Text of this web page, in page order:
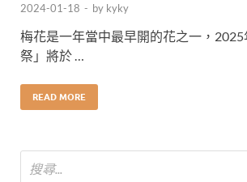
2024-01-18 - by kyky
梅花是一年當中最早開的花之一，
祭」將於 …
READ MORE